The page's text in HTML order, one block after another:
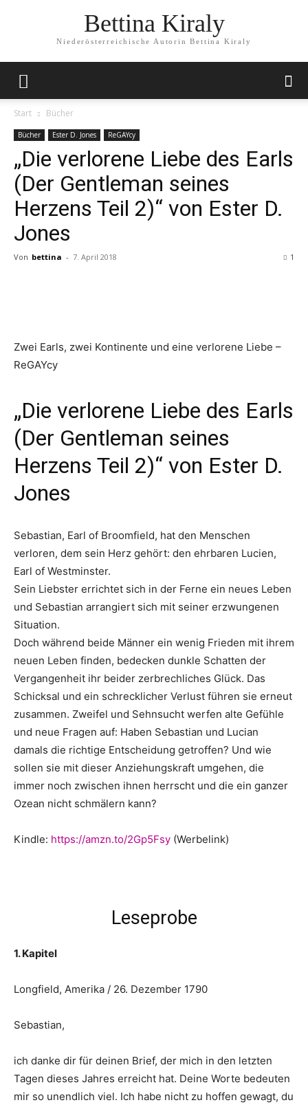
Bettina Kiraly
Niederösterreichische Autorin Bettina Kiraly
Start Bücher
Bücher Ester D. Jones ReGAYcy
„Die verlorene Liebe des Earls
(Der Gentleman seines
Herzens Teil 2)“ von Ester D.
Jones
Von bettina - 7. April 2018 1
Zwei Earls, zwei Kontinente und eine verlorene Liebe –
ReGAYcy
„Die verlorene Liebe des Earls
(Der Gentleman seines
Herzens Teil 2)“ von Ester D.
Jones
Sebastian, Earl of Broomfield, hat den Menschen
verloren, dem sein Herz gehört: den ehrbaren Lucien,
Earl of Westminster.
Sein Liebster errichtet sich in der Ferne ein neues Leben
und Sebastian arrangiert sich mit seiner erzwungenen
Situation.
Doch während beide Männer ein wenig Frieden mit ihrem
neuen Leben finden, bedecken dunkle Schatten der
Vergangenheit ihr beider zerbrechliches Glück. Das
Schicksal und ein schrecklicher Verlust führen sie erneut
zusammen. Zweifel und Sehnsucht werfen alte Gefühle
und neue Fragen auf: Haben Sebastian und Lucian
damals die richtige Entscheidung getroffen? Und wie
sollen sie mit dieser Anziehungskraft umgehen, die
immer noch zwischen ihnen herrscht und die ein ganzer
Ozean nicht schmälern kann?
Kindle: https://amzn.to/2Gp5Fsy (Werbelink)
Leseprobe
1. Kapitel
Longfield, Amerika / 26. Dezember 1790
Sebastian,
ich danke dir für deinen Brief, der mich in den letzten
Tagen dieses Jahres erreicht hat. Deine Worte bedeuten
mir so unendlich viel. Ich habe nicht zu hoffen gewagt, du